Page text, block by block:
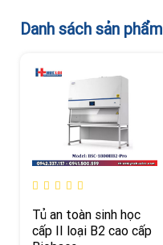
Danh sách sản phẩm
Tủ an toàn sinh học
cấp II loại B2 cao cấp